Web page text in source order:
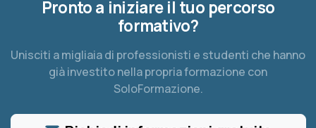
Pronto a iniziare il tuo percorso
formativo?
Unisciti a migliaia di professionisti e studenti che hanno
già investito nella propria formazione con
SoloFormazione.